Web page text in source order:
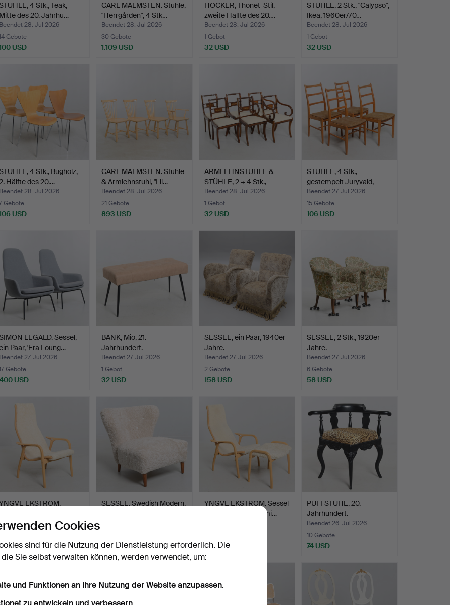
4 Stk., Teak,
des 20. Jahrhu…
28. Jul 2026
Gebote
USD
CARL MALMSTEN. Stühle,
"Herrgården", 4 Stk…
Beendet 28. Jul 2026
30 Gebote
1.109 USD
HOCKER, Thonet-Stil,
zweite Hälfte des 20.…
Beendet 28. Jul 2026
1 Gebot
32 USD
STÜHLE, 2 Stk., "Calypso",
Ikea, 1960er/70…
Beendet 28. Jul 2026
1 Gebot
32 USD
4 Stk., Bugholz,
Hälfte des 20.…
28. Jul 2026
Gebote
USD
CARL MALMSTEN. Stühle
& Armlehnstuhl, "Lil…
Beendet 28. Jul 2026
21 Gebote
893 USD
ARMLEHNSTÜHLE &
STÜHLE, 2 + 4 Stk.,
Longda…
Beendet 28. Jul 2026
1 Gebot
32 USD
STÜHLE, 4 Stk.,
gestempelt Juryvald,
1958.
Beendet 27. Jul 2026
15 Gebote
106 USD
LEGALD. Sessel,
Paar, 'Era Loung…
27. Jul 2026
Gebote
USD
BANK, Mio, 21.
Jahrhundert.
Beendet 27. Jul 2026
1 Gebot
32 USD
SESSEL, ein Paar, 1940er
Jahre.
Beendet 27. Jul 2026
2 Gebote
158 USD
SESSEL, 2 Stk., 1920er
Jahre.
Beendet 27. Jul 2026
6 Gebote
58 USD
EKSTRÖM.
26. Jul 2026
USD
SESSEL, Swedish Modern,
1.550 USD
YNGVE EKSTRÖM. Sessel
mit Fußhocker, "Lami…
851 USD
PUFFSTUHL, 20.
Jahrhundert.
Beendet 26. Jul 2026
10 Gebote
74 USD
Cookies
sind für die Nutzung der Dienstleistung erforderlich. Die
Sie selbst verwalten können, werden verwendet, um:
und Funktionen an Ihre Nutzung der Website anzupassen.